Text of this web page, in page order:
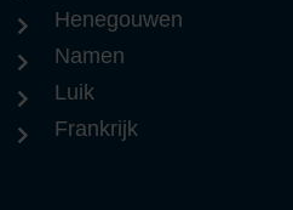
Henegouwen
Namen
Luik
Frankrijk